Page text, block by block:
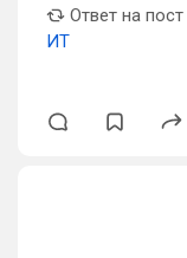
Ответ на пост
ИТ